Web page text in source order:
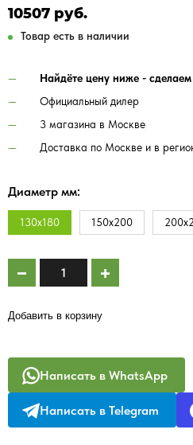
10507 руб.
Товар есть в наличии
Найдёте цену ниже -
Официальный дилер
3 магазина в Москве
Доставка по Москве и в
Диаметр мм:
130х180 150х200
Добавить в корзину
Написать в WhatsApp
Написать в Telegram